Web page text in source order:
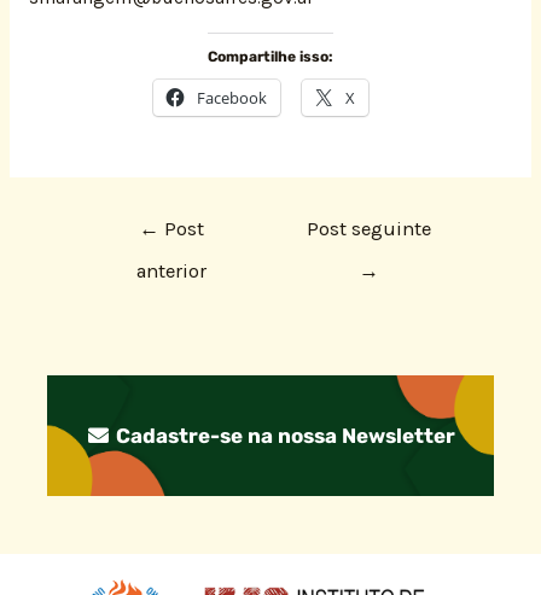
Compartilhe isso:
Facebook X
← Post
anterior
Post seguinte
→
Cadastre-se na nossa Newsletter